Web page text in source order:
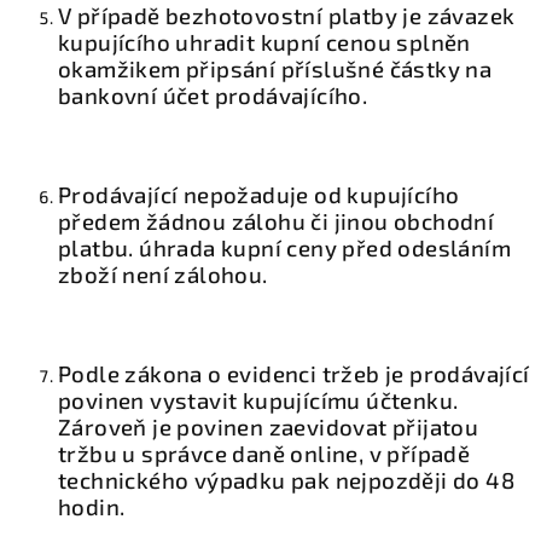
V případě bezhotovostní platby je závazek
kupujícího uhradit kupní cenou splněn
okamžikem připsání příslušné částky na
bankovní účet prodávajícího.
Prodávající nepožaduje od kupujícího
předem žádnou zálohu či jinou obchodní
platbu. úhrada kupní ceny před odesláním
zboží není zálohou.
Podle zákona o evidenci tržeb je prodávající
povinen vystavit kupujícímu účtenku.
Zároveň je povinen zaevidovat přijatou
tržbu u správce daně online, v případě
technického výpadku pak nejpozději do 48
hodin.